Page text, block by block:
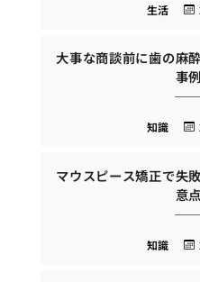
生活
大事な商談前に歯の麻
事
知識
マウスピース矯正で失
意
知識